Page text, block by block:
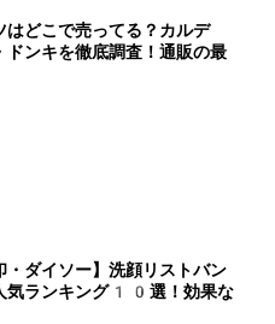
はどこで売ってる？カルデ
ドンキを徹底調査！通販の最
・ダイソー】洗顔リストバン
気ランキング10選！効果な